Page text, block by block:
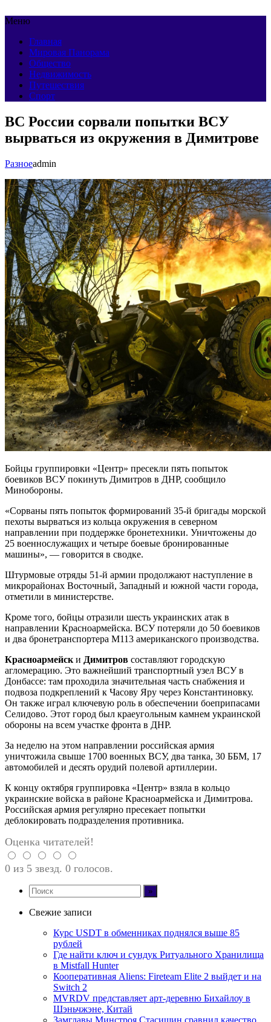
Меню
Главная
Мировая Панорама
Общество
Недвижимость
Путешествия
Спорт
ВС России сорвали попытки ВСУ
вырваться из окружения в Димитрове
Разноеadmin
Бойцы группировки «Центр» пресекли пять попыток
боевиков ВСУ покинуть Димитров в ДНР, сообщило
Минобороны.
«Сорваны пять попыток формирований 35-й бригады морской
пехоты вырваться из кольца окружения в северном
направлении при поддержке бронетехники. Уничтожены до
25 военнослужащих и четыре боевые бронированные
машины», — говорится в сводке.
Штурмовые отряды 51-й армии продолжают наступление в
микрорайонах Восточный, Западный и южной части города,
отметили в министерстве.
Кроме того, бойцы отразили шесть украинских атак в
направлении Красноармейска. ВСУ потеряли до 50 боевиков
и два бронетранспортера М113 американского производства.
Красноармейск и Димитров составляют городскую
агломерацию. Это важнейший транспортный узел ВСУ в
Донбассе: там проходила значительная часть снабжения и
подвоза подкреплений к Часову Яру через Константиновку.
Он также играл ключевую роль в обеспечении боеприпасами
Селидово. Этот город был краеугольным камнем украинской
обороны на всем участке фронта в ДНР.
За неделю на этом направлении российская армия
уничтожила свыше 1700 военных ВСУ, два танка, 30 ББМ, 17
автомобилей и десять орудий полевой артиллерии.
К концу октября группировка «Центр» взяла в кольцо
украинские войска в районе Красноармейска и Димитрова.
Российская армия регулярно пресекает попытки
деблокировать подразделения противника.
Оценка читателей!
0 из 5 звезд. 0 голосов.
Свежие записи
Курс USDT в обменниках поднялся выше 85
рублей
Где найти ключ и сундук Ритуального Хранилища
в Mistfall Hunter
Кооперативная Aliens: Fireteam Elite 2 выйдет и на
Switch 2
MVRDV представляет арт-деревню Бихайлоу в
Шэньчжэне, Китай
Замглавы Минстроя Стасишин сравнил качество